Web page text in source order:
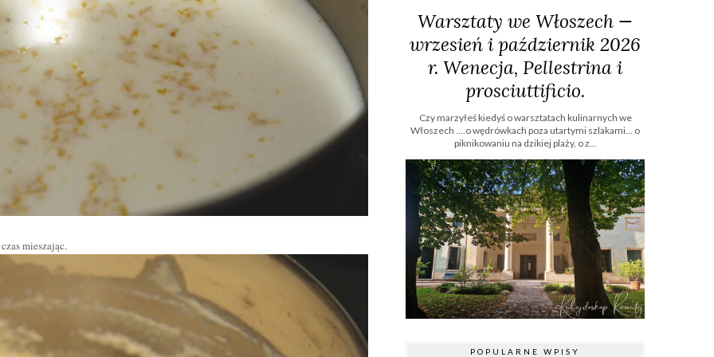
mieszając.
Warsztaty we Włoszech —
wrzesień i październik 2026
r. Wenecja, Pellestrina i
prosciuttificio.
Czy marzyłeś kiedyś o warsztatach kulinarnych we
Włoszech ....o wędrówkach poza utartymi szlakami… o
piknikowaniu na dzikiej plaży, o z...
POPULARNE WPISY